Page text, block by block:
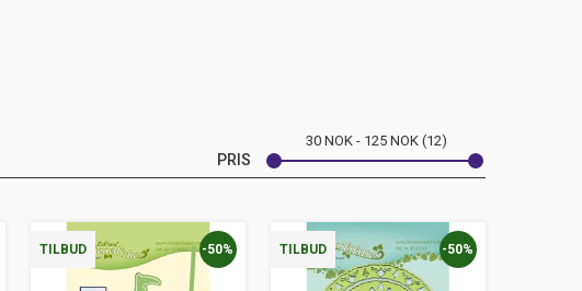
PRIS
30 NOK 125 NOK 12
TILBUD -50% TILBUD -50%